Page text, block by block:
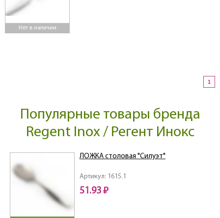
Нет в наличии
1
Популярные товары бренда
Regent Inox / Регент Инокс
Артикул: 1615.1
ЛОЖКА столовая "Силуэт"
51.93 ₽